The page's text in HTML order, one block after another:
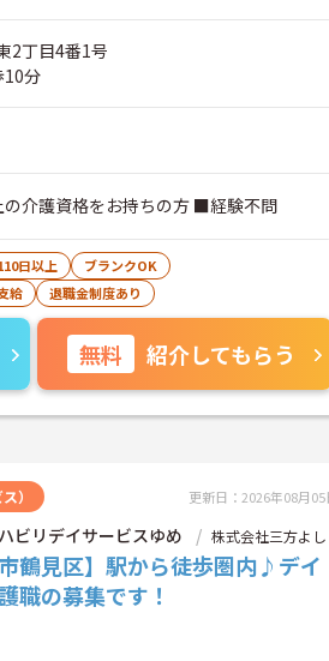
2丁目4番1号
10分
介護資格をお持ちの方 ■経験不問
日以上
ブランクOK
給 退職金制度あり
無料 紹介してもらう
） 更新日：2026年08月05
ビリデイサービスゆめ 株式会社三方よし
市鶴見区】駅から徒歩圏内♪デイ
職の募集です！